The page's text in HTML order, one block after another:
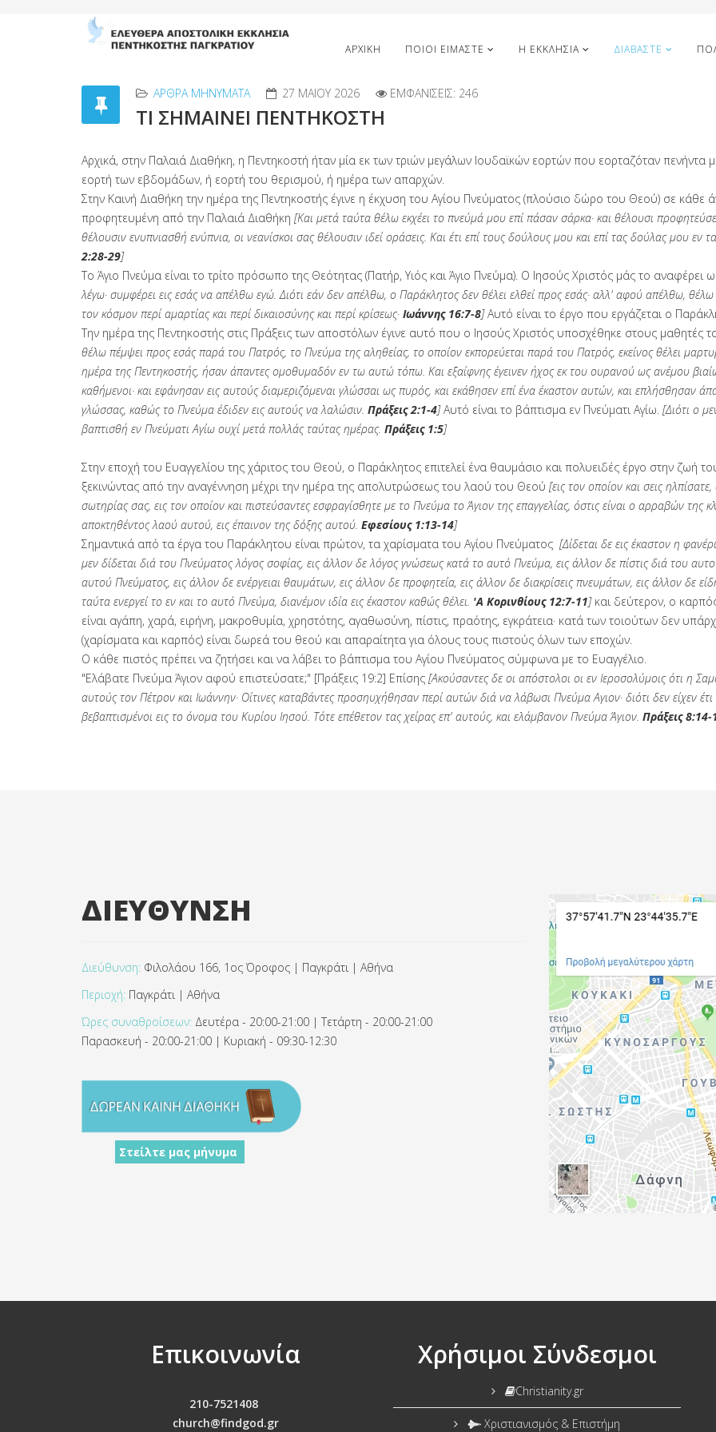
ΑΡΧΙΚΉ ΠΟΙΟΙ ΕΊΜΑΣΤΕ Η ΕΚΚΛΗΣΊΑ ΔΙΑΒΆΣΤΕ
ΑΡΘΡΑ MΗΝΎΜΑΤΑ 27 ΜΑΪ́ΟΥ 2026 ΕΜΦΑΝΊΣΕΙΣ: 246
ΤΙ ΣΗΜΑΙΝΕΙ ΠΕΝΤΗΚΟΣΤΗ
Αρχικά, στην Παλαιά Διαθήκη, η Πεντηκοστή ήταν μία εκ των τριών μεγάλων Ιουδαϊκών εορτών που εορταζόταν
εορτή των εβδομάδων, ή εορτή του θερισμού, ή ημέρα των απαρχών.
Στην Καινή Διαθήκη την ημέρα της Πεντηκοστής έγινε η έκχυση του Αγίου Πνεύματος (πλούσιο δώρο του Θεού) σε κάθε
προφητευμένη από την Παλαιά Διαθήκη [Και μετά ταύτα θέλω εκχέει το πνεύμά μου επί πάσαν σάρκα· και θέλουσι
θέλουσιν ενυπνιασθή ενύπνια, οι νεανίσκοι σας θέλουσιν ιδεί οράσεις. Και έτι επί τους δούλους μου και επί τας δούλας μου εν
2:28-29]
Το Άγιο Πνεύμα είναι το τρίτο πρόσωπο της Θεότητας (Πατήρ, Υιός και Άγιο Πνεύμα). Ο Ιησούς Χριστός μάς το αναφέρει
λέγω· συμφέρει εις εσάς να απέλθω εγώ. Διότι εάν δεν απέλθω, ο Παράκλητος δεν θέλει ελθεί προς εσάς· αλλ' αφού απέλθω, θέλω
τον κόσμον περί αμαρτίας και περί δικαιοσύνης και περί κρίσεως· Ιωάννης 16:7-8]Αυτό είναι το έργο που εργάζεται ο
Την ημέρα της Πεντηκοστής στις Πράξεις των αποστόλων έγινε αυτό που ο Ιησούς Χριστός υποσχέθηκε στους μαθητές
θέλω πέμψει προς εσάς παρά του Πατρός, το Πνεύμα της αληθείας, το οποίον εκπορεύεται παρά του Πατρός, εκείνος θέλει
ημέρα της Πεντηκοστής, ήσαν άπαντες ομοθυμαδόν εν τω αυτώ τόπω. Και εξαίφνης έγεινεν ήχος εκ του ουρανού ως ανέμου
καθήμενοι· και εφάνησαν εις αυτούς διαμεριζόμεναι γλώσσαι ως πυρός, και εκάθησεν επί ένα έκαστον αυτών, και επλήσθησαν
γλώσσας, καθώς το Πνεύμα έδιδεν εις αυτούς να λαλώσιν. Πράξεις 2:1-4] Αυτό είναι το βάπτισμα εν Πνεύματι Αγίω. [Διότι ο
βαπτισθή εν Πνεύματι Αγίω ουχί μετά πολλάς ταύτας ημέρας. Πράξεις 1:5]
Στην εποχή του Ευαγγελίου της χάριτος του Θεού, ο Παράκλητος επιτελεί ένα θαυμάσιο και πολυειδές έργο στην ζωή
ξεκινώντας από την αναγέννηση μέχρι την ημέρα της απολυτρώσεως του λαού του Θεού [εις τον οποίον και σεις
σωτηρίας σας, εις τον οποίον και πιστεύσαντες εσφραγίσθητε με το Πνεύμα το Άγιον της επαγγελίας, όστις είναι ο αρραβών
αποκτηθέντος λαού αυτού, εις έπαινον της δόξης αυτού. Εφεσίους 1:13-14]
Σημαντικά από τα έργα του Παράκλητου είναι πρώτον, τα χαρίσματα του Αγίου Πνεύματος [Δίδεται δε εις έκαστον η
μεν δίδεται διά του Πνεύματος λόγος σοφίας, εις άλλον δε λόγος γνώσεως κατά το αυτό Πνεύμα, εις άλλον δε πίστις διά του
αυτού Πνεύματος, εις άλλον δε ενέργειαι θαυμάτων, εις άλλον δε προφητεία, εις άλλον δε διακρίσεις πνευμάτων, εις άλλον δε
ταύτα ενεργεί το εν και το αυτό Πνεύμα, διανέμον ιδία εις έκαστον καθώς θέλει. 'Α Κορινθίους 12:7-11] και δεύτερον, ο
είναι αγάπη, χαρά, ειρήνη, μακροθυμία, χρηστότης, αγαθωσύνη, πίστις, πραότης, εγκράτεια· κατά των τοιούτων δεν
(χαρίσματα και καρπός) είναι δωρεά του θεού και απαραίτητα για όλους τους πιστούς όλων των εποχών.
Ο κάθε πιστός πρέπει να ζητήσει και να λάβει το βάπτισμα του Αγίου Πνεύματος σύμφωνα με το Ευαγγέλιο.
"Ελάβατε Πνεύμα Άγιον αφού επιστεύσατε;" [Πράξεις 19:2] Επίσης [Ακούσαντες δε οι απόστολοι οι εν Ιεροσολύμοις ότι η
αυτούς τον Πέτρον και Ιωάννην· Οίτινες καταβάντες προσηυχήθησαν περί αυτών διά να λάβωσι Πνεύμα Αγιον· διότι δεν είχεν
βεβαπτισμένοι εις το όνομα του Κυρίου Ιησού. Τότε επέθετον τας χείρας επ' αυτούς, και ελάμβανον Πνεύμα Άγιον. Πράξεις 8:14-
ΔΙΕΥΘΥΝΣΗ
Διεύθυνση: Φιλολάου 166, 1ος Όροφος | Παγκράτι | Αθήνα
Περιοχή: Παγκράτι | Αθήνα
Ώρες συναθροίσεων: Δευτέρα - 20:00-21:00 | Τετάρτη - 20:00-21:00
Παρασκευή - 20:00-21:00 | Κυριακή - 09:30-12:30
Στείλτε μας μήνυμα
Επικοινωνία
210-7521408
church@findgod.gr
Χρήσιμοι Σύνδεσμοι
Christianity.gr
Χριστιανισμός & Επιστήμη